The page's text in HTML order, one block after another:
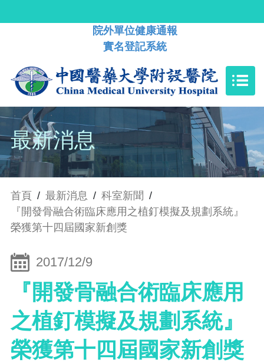
院外單位健康通報
實名登記系統
最新消息
首頁 / 最新消息 / 科室新聞 /
『開發骨融合術臨床應用之植釘模擬及規劃系統』
榮獲第十四屆國家新創獎
2017/12/9
『開發骨融合術臨床應用
之植釘模擬及規劃系統』
榮獲第十四屆國家新創獎